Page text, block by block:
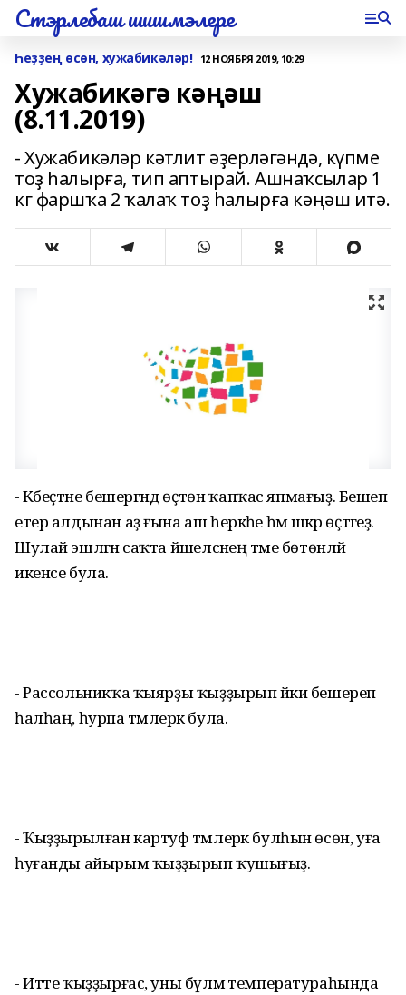
Стэрлебаш шишмэлере
Һеҙҙең өсөн, хужабикәләр! 12 НОЯБРЯ 2019, 10:29
Хужабикәгә кәңәш
(8.11.2019)
- Хужабикәләр кәт­лит әҙерләгәндә, күпме
тоҙ һалырға, тип аптырай. Ашнаҡсылар 1
кг фаршҡа 2 ҡалаҡ тоҙ һалырға кәңәш итә.
- Кәбеҫтәне бешергәндә өҫтөнә ҡап­ҡас япмағыҙ. Бешеп
етер алдынан аҙ ғына аш һеркәһе һәм шәкәр өҫтәгеҙ.
Шулай эшләгән саҡта йәшелсәнең тәме бөтөнләй
икенсе була.
- Рассольникҡа ҡыяр­ҙы ҡыҙҙырып йәки бешереп
һалһаң, һурпа тәмлерәк була.
- Ҡыҙҙырылған кар­­туф тәмлерәк бул­һын өсөн, уға
һуғанды айырым ҡыҙҙырып ҡушығыҙ.
- Итте ҡыҙҙырғас, уны бүлмә тем­пе­ратураһында